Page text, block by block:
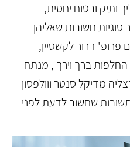
ותיק ובטוח יחסית,
חשובות שאליהן
פרופ' דרור לקשטיין,
החלפות ברך וירך , מנתח
מדיקל סנטר ווולפסון
שחשוב לדעת לפני